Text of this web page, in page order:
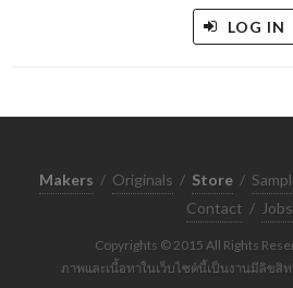
LOG IN
Makers / Originals / Store /
Contact / Jobs
Copyrights © 2015 All Rights
ภาพและเนื้อหาในเว็บไซต์นี้เป็นงานมีลิขสิ